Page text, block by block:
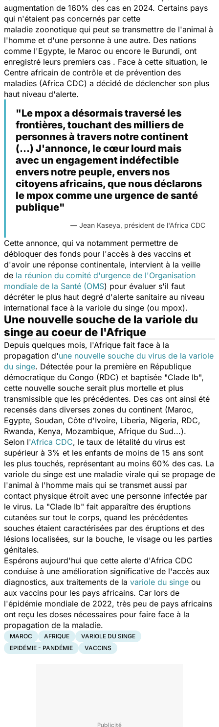
augmentation de 160% des cas en 2024. Certains pays
qui n'étaient pas concernés par cette
maladie zoonotique qui peut se transmettre de l'animal à
l'homme et d'une personne à une autre. Des nations
comme l'Egypte, le Maroc ou encore le Burundi, ont
enregistré leurs premiers cas . Face à cette situation, le
Centre africain de contrôle et de prévention des
maladies (Africa CDC) a décidé de déclencher son plus
haut niveau d'alerte.
"Le mpox a désormais traversé les
frontières, touchant des milliers de
personnes à travers notre continent
(...) J'annonce, le cœur lourd mais
avec un engagement indéfectible
envers notre peuple, envers nos
citoyens africains, que nous déclarons
le mpox comme une urgence de santé
publique"
— Jean Kaseya, président de l'Africa CDC
Cette annonce, qui va notamment permettre de
débloquer des fonds pour l'accès à des vaccins et
d'avoir une réponse continentale, intervient à la veille
de la réunion du comité d'urgence de l'Organisation
mondiale de la Santé (OMS) pour évaluer s'il faut
décréter le plus haut degré d'alerte sanitaire au niveau
international face à la variole du singe (ou mpox).
Une nouvelle souche de la variole du
singe au coeur de l'Afrique
Depuis quelques mois, l'Afrique fait face à la
propagation d'une nouvelle souche du virus de la variole
du singe. Détectée pour la première en République
démocratique du Congo (RDC) et baptisée "Clade Ib",
cette nouvelle souche serait plus mortelle et plus
transmissible que les précédentes. Des cas ont ainsi été
recensés dans diverses zones du continent (Maroc,
Egypte, Soudan, Côte d'Ivoire, Liberia, Nigeria, RDC,
Rwanda, Kenya, Mozambique, Afrique du Sud...).
Selon l'Africa CDC, le taux de létalité du virus est
supérieur à 3% et les enfants de moins de 15 ans sont
les plus touchés, représentant au moins 60% des cas. La
variole du singe est une maladie virale qui se propage de
l'animal à l'homme mais qui se transmet aussi par
contact physique étroit avec une personne infectée par
le virus. La "Clade Ib" fait apparaître des éruptions
cutanées sur tout le corps, quand les précédentes
souches étaient caractérisées par des éruptions et des
lésions localisées, sur la bouche, le visage ou les parties
génitales.
Espérons aujourd'hui que cette alerte d'Africa CDC
conduise à une amélioration significative de l'accès aux
diagnostics, aux traitements de la variole du singe ou
aux vaccins pour les pays africains. Car lors de
l'épidémie mondiale de 2022, très peu de pays africains
ont reçu les doses nécessaires pour faire face à la
propagation de la maladie.
MAROC AFRIQUE
VARIOLE DU SINGE
EPIDÉMIE - PANDÉMIE
VACCINS